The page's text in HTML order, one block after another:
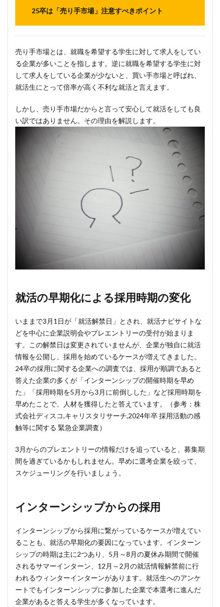
25卒は「売り手市場」注意すべきポイント
売り手市場とは、就職を希望する学生に対して求人をしてい
る企業が多いことを指します。逆に就職を希望する学生に対
して求人をしている企業が少ないと、買い手市場と呼ばれ、
就活生にとって倍率が高く不利な就活と言えます。
しかし、売り手市場だからと言って安心して就活をしても良
い訳ではありません。その理由を解説します。
就活の早期化による採用時期の変化
いままで3月1日が「就活解禁日」とされ、就活ナビサイトな
どを中心に企業説明会やプレエントリーの受付が始まりま
す。この解禁日は変更されていませんが、企業が独自に就活
情報を公開し、採用を始めているケースが増えてきました。
24卒の採用に関する企業への調査では、採用が順調であると
答えた企業の多くが「インターンシップの開催時期を早め
た」「採用時期を5月から3月に前倒しした」など採用時期を
早めたことで、人材を獲得したと答えています。（参考：株
式会社ディスコ,キャリスタリサーチ,2024年卒 採用活動の感
触等に関する 緊急企業調査）
3月からのプレエントリーの情報だけを追っていると、募集期
間を過ぎているかもしれません。早めに選考企業を絞って、
スケジューリングを行いましょう。
インターンシップからの採用
インターンシップから採用に繋がっているケースが増えてい
ることも、就活の早期化の要因になっています。インターン
シップの時期は主に2つあり、5月～8月の夏休み期間で開催
されるサマーインターン、12月～2月の就活情報解禁前に行
われるウィンターインターンがあります。就活生へのアンケ
ートでもインターンシップに参加した企業で本選考に進んだ
企業があると答える学生が多くなっています。